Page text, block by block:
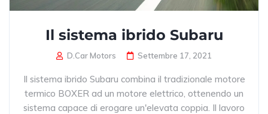
Il sistema ibrido Subaru
D.Car Motors Settembre 17, 2021
Il sistema ibrido Subaru combina il tradizionale motore
termico BOXER ad un motore elettrico, ottenendo un
sistema capace di erogare un'elevata coppia. Il lavoro